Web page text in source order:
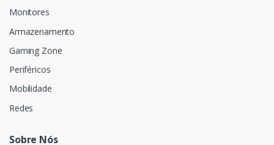
Monitores
Armazenamento
Gaming Zone
Periféricos
Mobilidade
Redes
Sobre Nós